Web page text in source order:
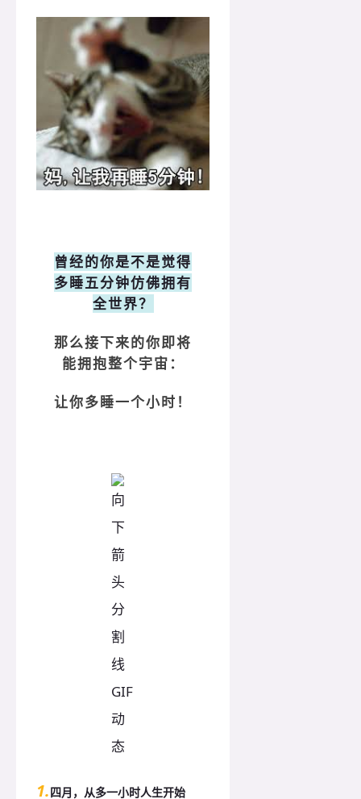
曾经的你是不是觉得
多睡五分钟仿佛拥有
全世界？
那么接下来的你即将
能拥抱整个宇宙：
让你多睡一个小时！
1.四月，从多一小时人生开始